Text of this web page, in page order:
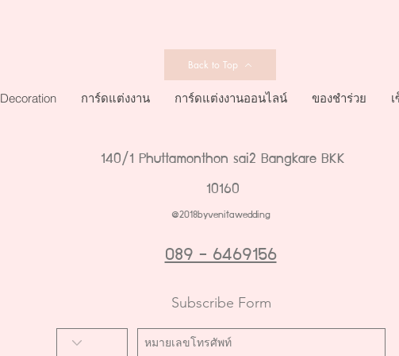
Back to Top
Decoration การ์ดแต่งงาน การ์ดแต่งงานออนไลน์ ของชำร่วย
140/1 Phuttamonthon sai2 Bangkare BKK
10160
@2018byvenitawedding
089 - 6469156
Subscribe Form